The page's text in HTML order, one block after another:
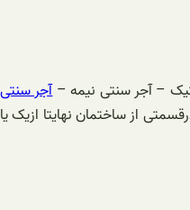
– آجر سنتی نیمه –آجر سنتی
از ساختمان نهایتا ازیک یا